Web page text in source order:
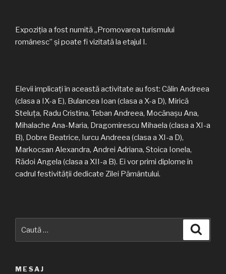
Expoziția a fost numită „Promovarea turismului
românesc” și poate fi vizitată la etajul I.
Elevii implicați în această activitate au fost: Călin Andreea
(clasa a IX-a E), Bulancea Ioan (clasa a X-a D), Mirică
Steluța, Radu Cristina, Teban Andreea, Mocănașu Ana,
Mihalache Ana-Maria, Dragomirescu Mihaela (clasa a XI-a
B), Dobre Beatrice, Iurcu Andreea (clasa a XI-a D),
Markocsan Alexandra, Andrei Adriana, Stoica Ionela,
Rădoi Angela (clasa a XII-a B). Ei vor primi diplome în
cadrul festivității dedicate Zilei Pământului.
MESAJ